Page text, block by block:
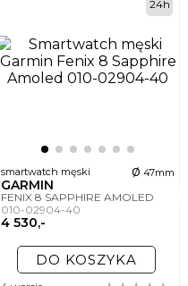
smartwatch męski ø 47mm
GARMIN
FENIX 8 SAPPHIRE AMOLED
010-02904-40
4 530,-
24h
DO KOSZYKA